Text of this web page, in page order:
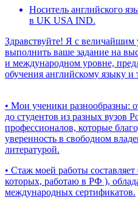
Носитель английского
в UK USA IND.
Здравствуйте! Я c величайшим
выполнить ваше задание на
и международном уровне,
обучения английскому языку и
• Мои ученики разнообразны:
до студентов из разных вузов
профессионалов, которые
уверенность в свободном
литературой.
• Стаж моей работы составляет
которых, работаю в РФ ),
международных сертификатов.